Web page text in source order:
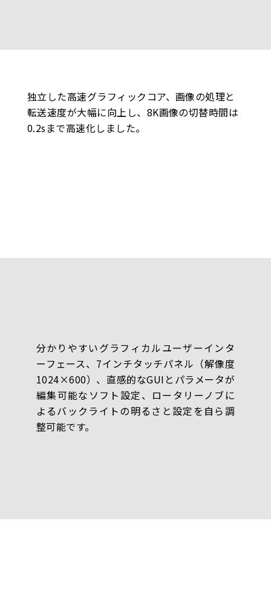
独立した高速グラフィックコア、画像の処理と
転送速度が大幅に向上し、8K画像の切替時間は
0.2sまで高速化しました。
分かりやすいグラフィカルユーザーインタ
ーフェース、7インチタッチパネル（解像度
1024×600）、直感的なGUIとパラメータが
編集可能なソフト設定、ロータリーノブに
よるバックライトの明るさと設定を自ら調
整可能です。